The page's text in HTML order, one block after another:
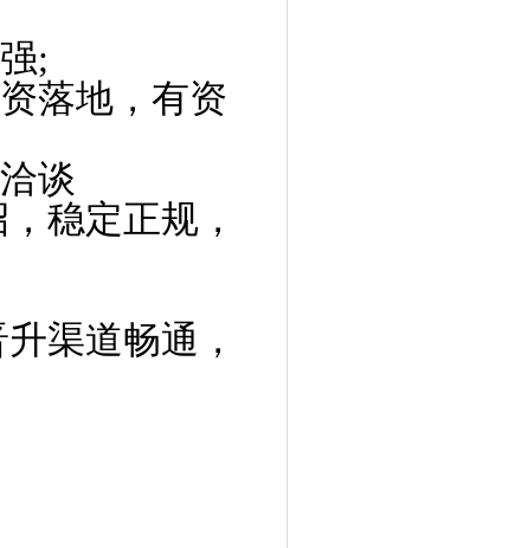
;
落地，有资
谈
稳定正规，
渠道畅通，